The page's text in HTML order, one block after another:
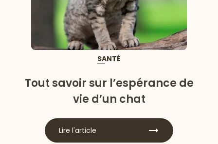
SANTÉ
Tout savoir sur l’espérance de
vie d’un chat
Lire l'article